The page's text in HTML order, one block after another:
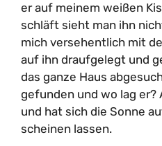
er auf meinem weißen
schläft sieht man ihn
mich versehentlich mit
auf ihn draufgelegt und
das ganze Haus
gefunden und wo lag er?
und hat sich die Sonne
scheinen lassen.